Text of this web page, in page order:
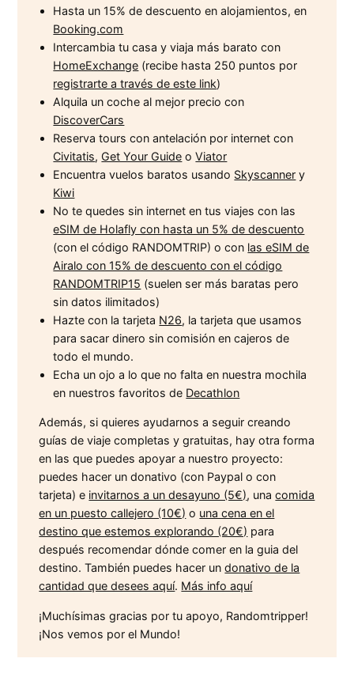
Hasta un 15% de descuento en alojamientos, en
Booking.com
Intercambia tu casa y viaja más barato con
HomeExchange (recibe hasta 250 puntos por
registrarte a través de este link)
Alquila un coche al mejor precio con
DiscoverCars
Reserva tours con antelación por internet con
Civitatis,Get Your Guide oViator
Encuentra vuelos baratos usando Skyscanner y
Kiwi
No te quedes sin internet en tus viajes con las
eSIM de Holafly con hasta un 5% de descuento
(con el código RANDOMTRIP) o con las eSIM de
Airalo con 15% de descuento con el código
RANDOMTRIP15 (suelen ser más baratas pero
sin datos ilimitados)
Hazte con la tarjeta N26, la tarjeta que usamos
para sacar dinero sin comisión en cajeros de
todo el mundo.
Echa un ojo a lo que no falta en nuestra mochila
en nuestros favoritos de Decathlon
Además, si quieres ayudarnos a seguir creando
guías de viaje completas y gratuitas, hay otra forma
en las que puedes apoyar a nuestro proyecto:
puedes hacer un donativo (con Paypal o con
tarjeta) e invitarnos a un desayuno (5€), unacomida
en un puesto callejero (10€) o una cena en el
destino que estemos explorando (20€) para
después recomendar dónde comer en la guia del
destino. También puedes hacer undonativo de la
cantidad que desees aquí. Más info aquí
¡Muchísimas gracias por tu apoyo, Randomtripper!
¡Nos vemos por el Mundo!